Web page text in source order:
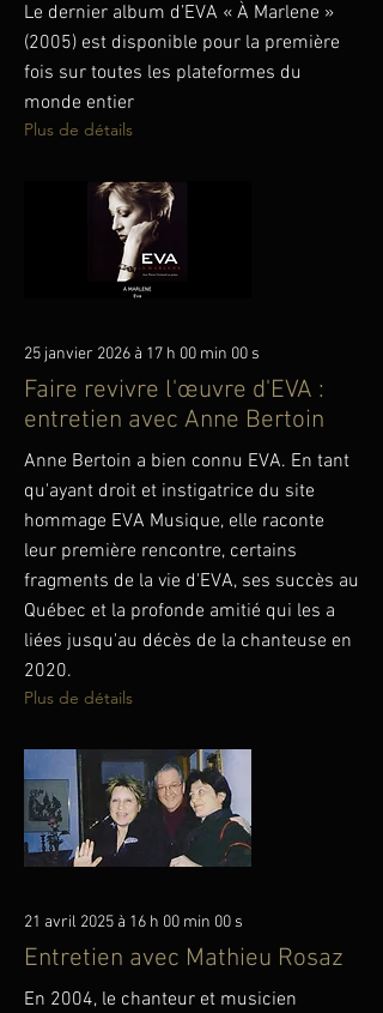
Le dernier album d’EVA « À Marlene »
(2005) est disponible pour la première
fois sur toutes les plateformes du
monde entier
Plus de détails
25 janvier 2026 à 17 h 00 min 00 s
Faire revivre l'œuvre d'EVA :
entretien avec Anne Bertoin
Anne Bertoin a bien connu EVA. En tant
qu'ayant droit et instigatrice du site
hommage EVA Musique, elle raconte
leur première rencontre, certains
fragments de la vie d'EVA, ses succès au
Québec et la profonde amitié qui les a
liées jusqu'au décès de la chanteuse en
2020.
Plus de détails
21 avril 2025 à 16 h 00 min 00 s
Entretien avec Mathieu Rosaz
En 2004, le chanteur et musicien